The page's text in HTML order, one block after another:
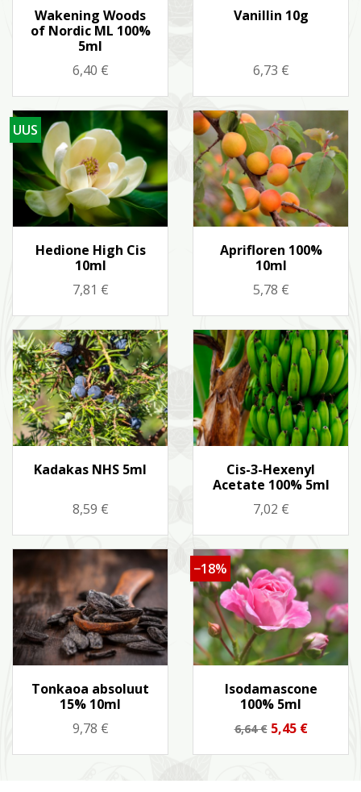
Kiirvaade
Wakening Woods
of Nordic ML 100%
5ml
Hind
6,40 €
 Kiirvaade
Vanillin 10g
Hind
6,73 €
 Kiirvaade
Hedione High Cis
10ml
Hind
7,81 €
UUS
Kiirvaade
Aprifloren 100%
10ml
Hind
5,78 €
 Kiirvaade
Kadakas NHS 5ml
Hind
8,59 €
Kiirvaade
Cis-3-Hexenyl
Acetate 100% 5ml
Hind
7,02 €
 Kiirvaade
Tonkaoa absoluut
15% 10ml
Hind
9,78 €
Kiirvaade
Isodamascone
100% 5ml
Tavahind
6,64 € Hind
5,45 €
−18%